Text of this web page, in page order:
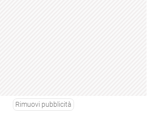
Rimuovi pubblicità